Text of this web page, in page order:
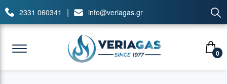
2331 060341 | info@veriagas.gr
0